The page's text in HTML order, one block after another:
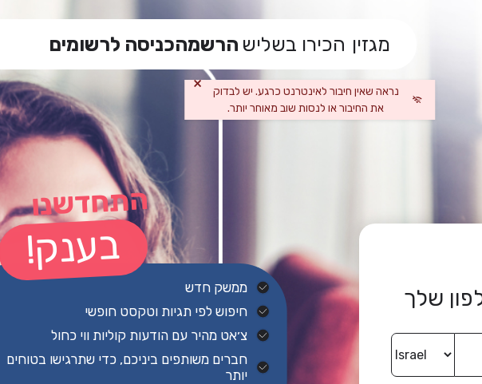
התחדשנו
בענק!
ממשק חדש
חיפוש לפי תגיות וטקסט חופשי
צ׳אט מהיר עם הודעות קוליות ווי כחול
חברים משותפים ביניכם, כדי שתרגישו בטוחים
יותר
שלך
מגזין הכירו בשליש הרשמהכניסה לרשומים
נראה שאין חיבור לאינטרנט כרגע. יש לבדוק
את החיבור או לנסות שוב מאוחר יותר.
×